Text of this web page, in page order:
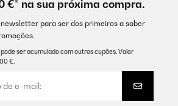
€* na sua próxima compra.
para ser dos primeiros a saber
ser acumulado com outros cupões. Valor
€.